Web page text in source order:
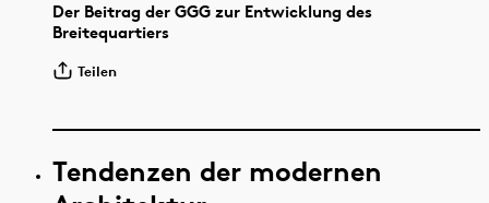
Der Beitrag der GGG zur Entwicklung des
Breitequartiers
Teilen
Tendenzen der modernen